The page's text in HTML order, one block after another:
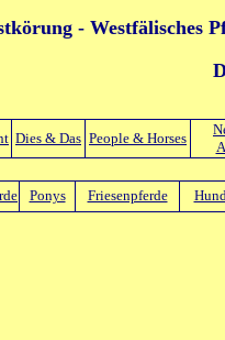
- Westfälisches
Dies & Das People & Horses
Ponys Friesenpferde